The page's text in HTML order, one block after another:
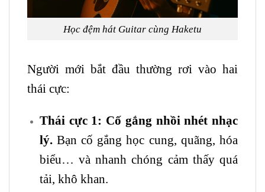
Học đệm hát Guitar cùng Haketu
Người mới bắt đầu thường rơi vào hai
thái cực:
Thái cực 1: Cố gắng nhồi nhét nhạc
lý.Bạn cố gắng học cung, quãng, hóa
biểu… và nhanh chóng cảm thấy quá
tải, khô khan.